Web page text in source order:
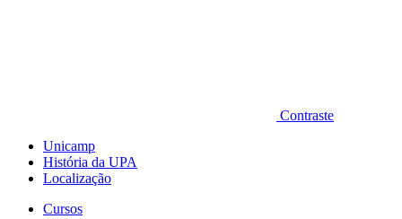
Contraste
Unicamp
História da UPA
Localização
Cursos